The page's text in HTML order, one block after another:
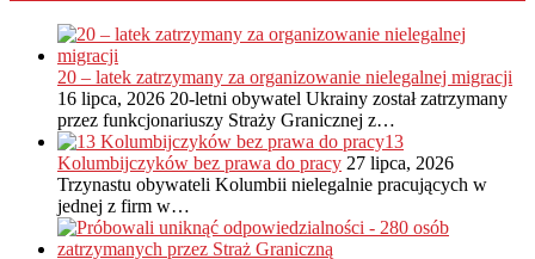
20 – latek zatrzymany za organizowanie nielegalnej migracji
16 lipca, 2026 20-letni obywatel Ukrainy został zatrzymany
przez funkcjonariuszy Straży Granicznej z…
13
Kolumbijczyków bez prawa do pracy 27 lipca, 2026
Trzynastu obywateli Kolumbii nielegalnie pracujących w
jednej z firm w…